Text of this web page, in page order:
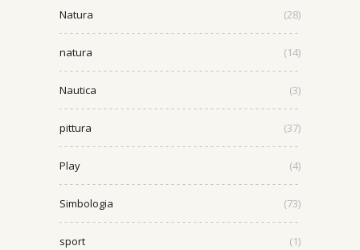
Natura (28)
natura (14)
Nautica (3)
pittura (37)
Play (4)
Simbologia (73)
sport (1)